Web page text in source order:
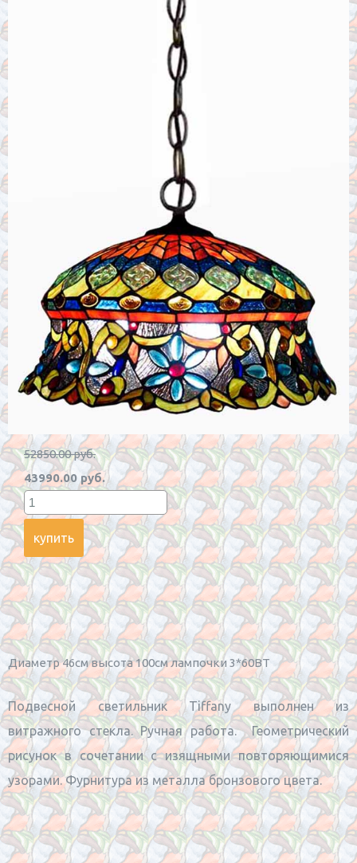
52850.00 руб.
43990.00 руб.
Диаметр 46см высота 100см лампочки 3*60BT
Подвесной светильник Tiffany выполнен из
витражного стекла. Ручная работа. Геометрический
рисунок в сочетании с изящными повторяющимися
узорами. Фурнитура из металла бронзового цвета.